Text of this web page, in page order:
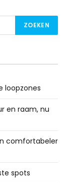
loopzones
en raam, nu
comfortabeler
spots